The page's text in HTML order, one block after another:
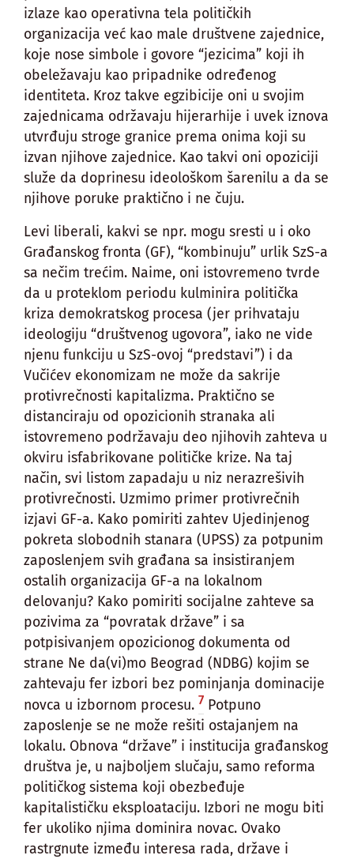
izlaze kao operativna tela političkih
organizacija već kao male društvene zajednice,
koje nose simbole i govore “jezicima” koji ih
obeležavaju kao pripadnike određenog
identiteta. Kroz takve egzibicije oni u svojim
zajednicama održavaju hijerarhije i uvek iznova
utvrđuju stroge granice prema onima koji su
izvan njihove zajednice. Kao takvi oni opoziciji
služe da doprinesu ideološkom šarenilu a da se
njihove poruke praktično i ne čuju.
Levi liberali, kakvi se npr. mogu sresti u i oko
Građanskog fronta (GF), “kombinuju” urlik SzS-a
sa nečim trećim. Naime, oni istovremeno tvrde
da u proteklom periodu kulminira politička
kriza demokratskog procesa (jer prihvataju
ideologiju “društvenog ugovora”, iako ne vide
njenu funkciju u SzS-ovoj “predstavi”) i da
Vučićev ekonomizam ne može da sakrije
protivrečnosti kapitalizma. Praktično se
distanciraju od opozicionih stranaka ali
istovremeno podržavaju deo njihovih zahteva u
okviru isfabrikovane političke krize. Na taj
način, svi listom zapadaju u niz nerazrešivih
protivrečnosti. Uzmimo primer protivrečnih
izjavi GF-a. Kako pomiriti zahtev Ujedinjenog
pokreta slobodnih stanara (UPSS) za potpunim
zaposlenjem svih građana sa insistiranjem
ostalih organizacija GF-a na lokalnom
delovanju? Kako pomiriti socijalne zahteve sa
pozivima za “povratak države” i sa
potpisivanjem opozicionog dokumenta od
strane Ne da(vi)mo Beograd (NDBG) kojim se
zahtevaju fer izbori bez pominjanja dominacije
novca u izbornom procesu. 7 Potpuno
zaposlenje se ne može rešiti ostajanjem na
lokalu. Obnova “države” i institucija građanskog
društva je, u najboljem slučaju, samo reforma
političkog sistema koji obezbeđuje
kapitalističku eksploataciju. Izbori ne mogu biti
fer ukoliko njima dominira novac. Ovako
rastrgnute između interesa rada, države i